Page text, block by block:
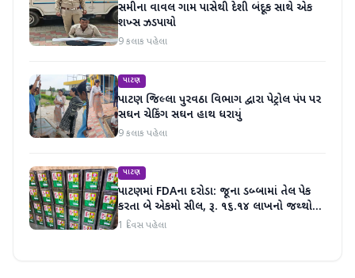
સમીના વાવલ ગામ પાસેથી દેશી બંદૂક સાથે એક
શખ્સ ઝડપાયો
9 કલાક પહેલા
પાટણ
પાટણ જિલ્લા પુરવઠા વિભાગ દ્વારા પેટ્રોલ પંપ પર
સઘન ચેકિંગ સઘન હાથ ધરાયું
9 કલાક પહેલા
પાટણ
પાટણમાં FDAના દરોડા: જૂના ડબ્બામાં તેલ પેક
કરતા બે એકમો સીલ, રૂ. ૧૬.૧૪ લાખનો જથ્થો
જપ્ત
1 દિવસ પહેલા